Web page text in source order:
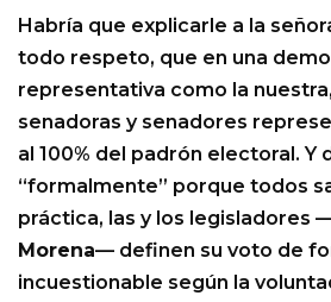
Habría que explicarle a la
todo respeto, que en una
representativa como la
senadoras y senadores
al 100% del padrón electoral. Y
“formalmente” porque todos
práctica, las y los legisladores
Morena— definen su voto de
incuestionable según la